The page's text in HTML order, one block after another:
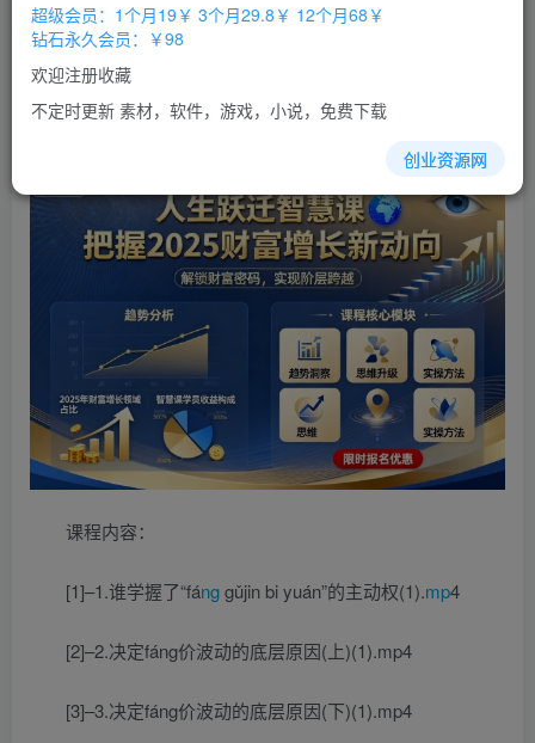
您当前未登录！建议登陆后购买，办理会员包月更省钱，可保存购
课程内容：
[1]–1.谁学握了“fánggǔjin bi yuán”的主动权(1).mp4
[2]–2.决定fáng价波动的底层原因(上)(1).mp4
[3]–3.决定fáng价波动的底层原因(下)(1).mp4
超级会员：1个月19￥ 3个月29.8￥ 12个月68￥
钻石永久会员：￥98
欢迎注册收藏
不定时更新 素材，软件，游戏，小说，免费下载
创业资源网